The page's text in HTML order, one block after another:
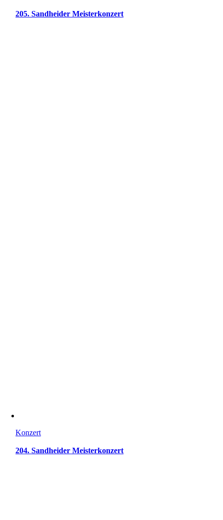
205. Sandheider Meisterkonzert
Konzert
204. Sandheider Meisterkonzert